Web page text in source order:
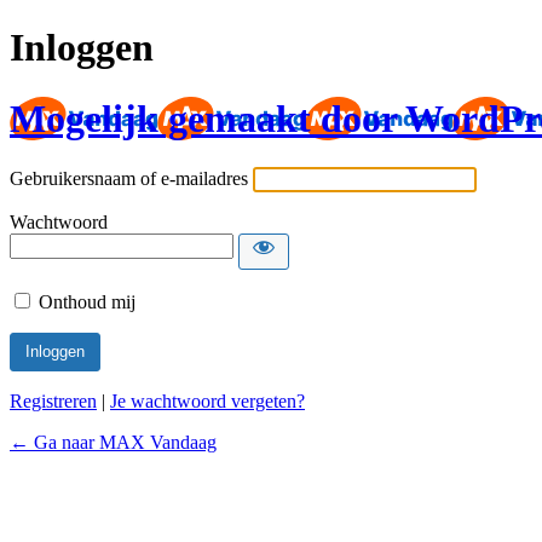
Inloggen
Mogelijk gemaakt door
Gebruikersnaam of e-mailadres
Wachtwoord
Onthoud mij
Registreren | Je wachtwoord vergeten?
← Ga naar MAX Vandaag